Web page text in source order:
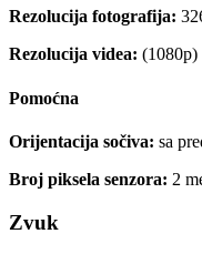
Rezolucija fotografija:
Rezolucija videa: (1080p)
Pomoćna
Orijentacija sočiva: sa
Broj piksela senzora: 2
Zvuk